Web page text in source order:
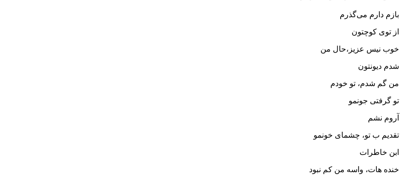
بازم دارم می‌گذرم
از توی کوچتون
خوب نیس عزیز،حال من
شدم دیونتون
من گم شدم، تو خودم
تو گرفتی جونمو
آروم نشم
تقدیم ب تو، چشمای خونمو
ابن خاطرات
خنده هات، واسه من کم نبود